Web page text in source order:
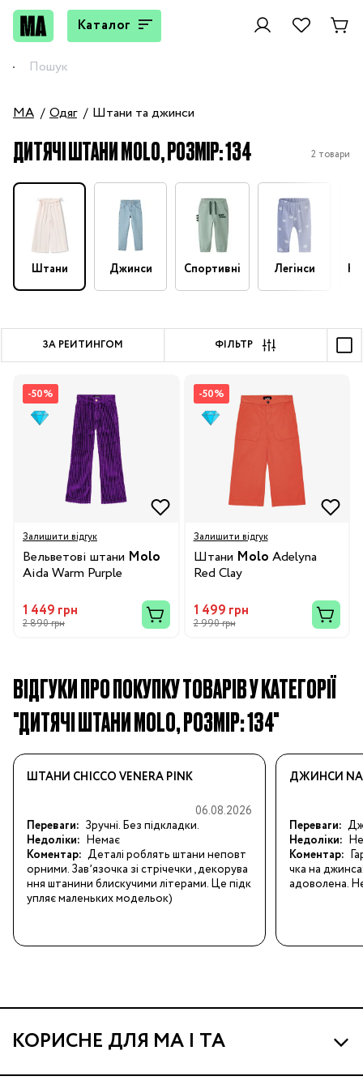
Каталог
MA Одяг Штани та джинси
ДИТЯЧІ ШТАНИ MOLO, РОЗМІР: 134 2 товари
Штани Джинси Спортивні Легінси
ЗА РЕЙТИНГОМ ФІЛЬТР
-50%
Залишити відгук
Вельветові штани Molo
Aida Warm Purple
1 449 грн
2 890 грн
-50%
Залишити відгук
Штани Molo Adelyna
Red Clay
1 499 грн
2 990 грн
ВІДГУКИ ПРО ПОКУПКУ ТОВАРІВ У КАТЕГОРІЇ
"ДИТЯЧІ ШТАНИ MOLO, РОЗМІР: 134"
ШТАНИ CHICCO VENERA PINK
06.08.2026
Переваги: Зручні. Без підкладки.
Недоліки: Немає
Коментар: Деталі роблять штани неповт
орними. Завʼязочка зі стрічечки , декорува
ння штанини блискучими літерами. Це підк
упляє маленьких модельок)
ДЖИНСИ
Переваги:
Недоліки:
Коментар:
чка на
адоволена.
КОРИСНЕ ДЛЯ МА І ТА
Про МА та Маминих Асистентів